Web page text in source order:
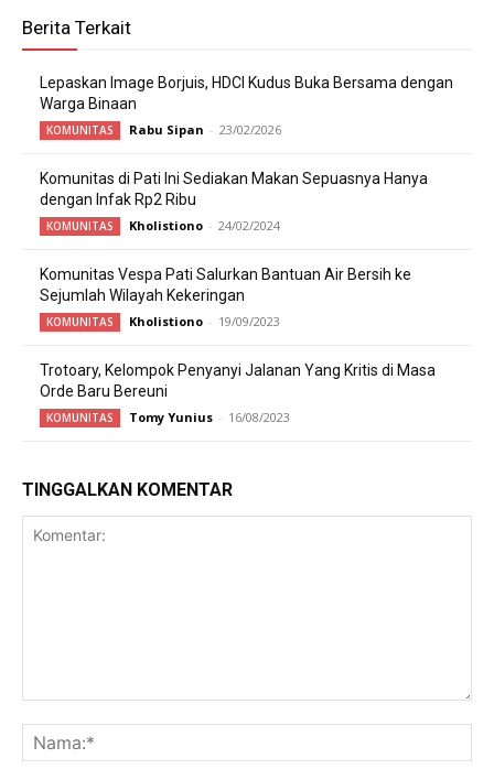
Berita Terkait
Lepaskan Image Borjuis, HDCI Kudus Buka Bersama dengan
Warga Binaan
KOMUNITAS Rabu Sipan - 23/02/2026
Komunitas di Pati Ini Sediakan Makan Sepuasnya Hanya
dengan Infak Rp2 Ribu
KOMUNITAS Kholistiono - 24/02/2024
Komunitas Vespa Pati Salurkan Bantuan Air Bersih ke
Sejumlah Wilayah Kekeringan
KOMUNITAS Kholistiono - 19/09/2023
Trotoary, Kelompok Penyanyi Jalanan Yang Kritis di Masa
Orde Baru Bereuni
KOMUNITAS Tomy Yunius - 16/08/2023
TINGGALKAN KOMENTAR